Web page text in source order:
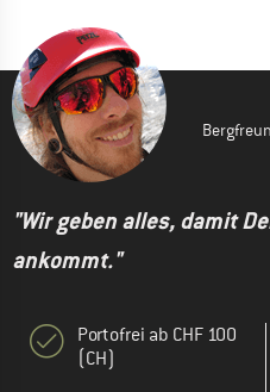
"Wir geben alles, damit
ankommt."
Portofrei ab CHF 100
(CH)